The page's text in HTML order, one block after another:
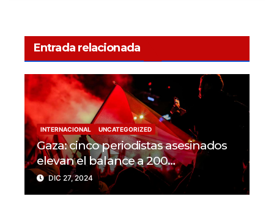
Entrada relacionada
INTERNACIONAL UNCATEGORIZED
Gaza: cinco periodistas asesinados
elevan el balance a 200
trabajadores de la prensa muertos
en 2024
DIC 27, 2024